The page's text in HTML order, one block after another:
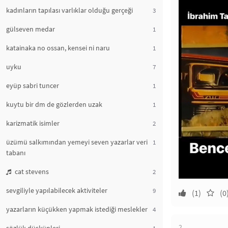
kadınların tapılası varlıklar olduğu gerçeği 3
gülseven medar 1
katainaka no ossan, kensei ni naru 1
uyku 7
eyüp sabri tuncer 1
kuytu bir dm de gözlerden uzak 1
karizmatik isimler 2
üzümü salkımından yemeyi seven yazarlar veri
tabanı
1
cat stevens 2
sevgiliyle yapılabilecek aktiviteler 9
yazarların küçükken yapmak istediği meslekler 4
(1)